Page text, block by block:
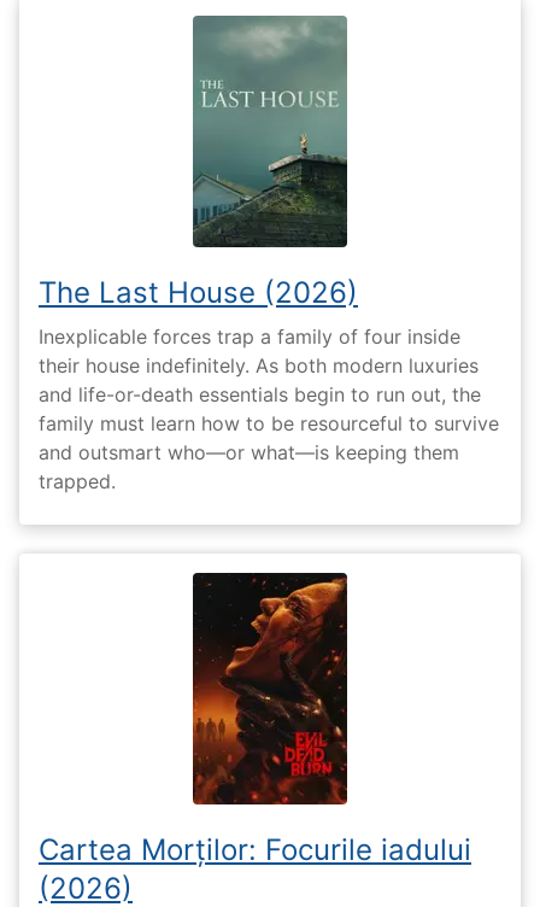
The Last House (2026)
Inexplicable forces trap a family of four inside
their house indefinitely. As both modern luxuries
and life-or-death essentials begin to run out, the
family must learn how to be resourceful to survive
and outsmart who—or what—is keeping them
trapped.
Cartea Morților: Focurile iadului
(2026)